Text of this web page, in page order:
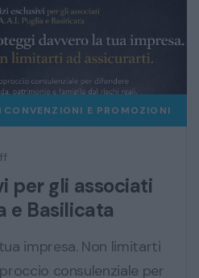
CONVENZIONI E PROMOZIONI
per gli associati
e Basilicata
impresa. Non limitarti
consulenziale per